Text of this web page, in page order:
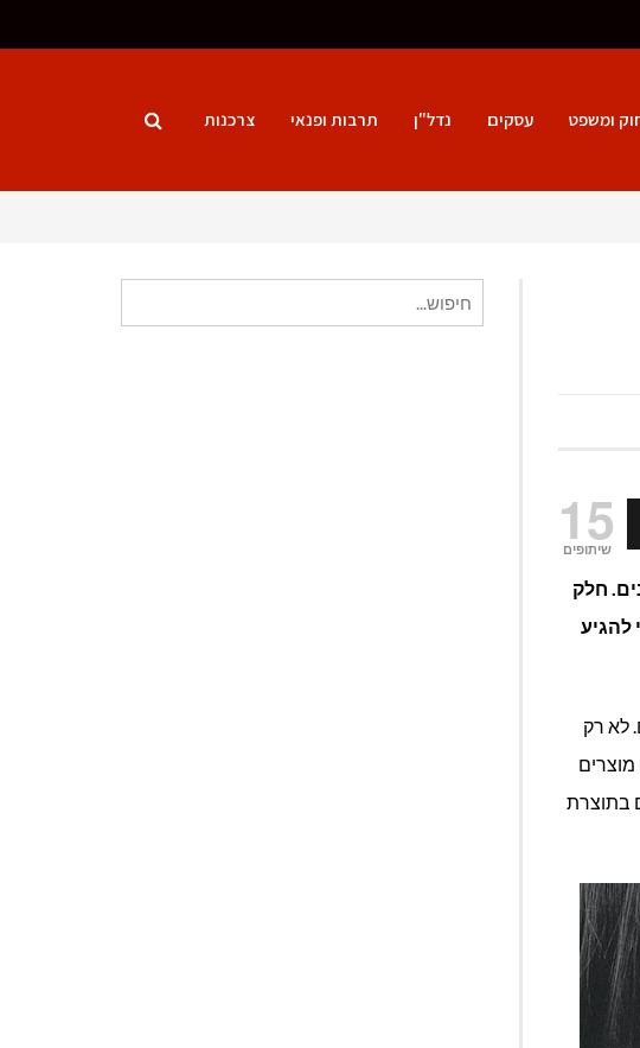
ומשפט עסקים נדל"ן תרבות ופנאי צרכנות
15
שיתופים
חלק
להגיע
לא רק
בתוצרת
עבור: